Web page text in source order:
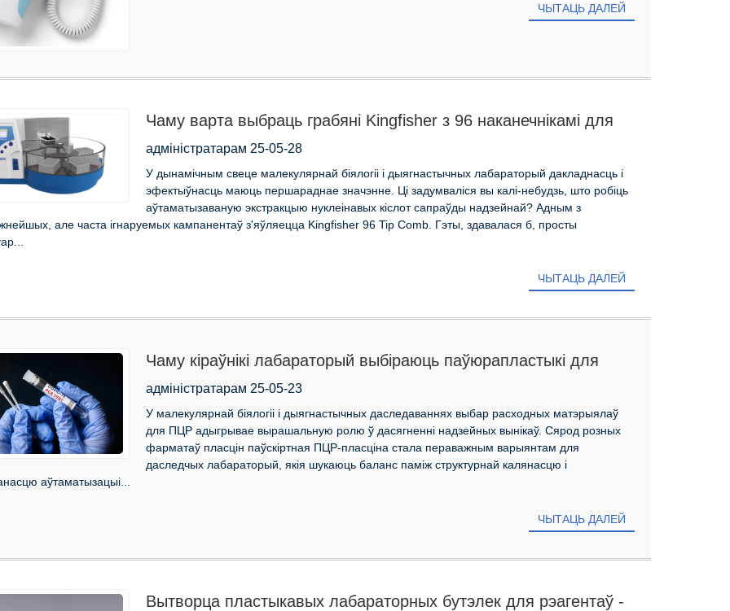
ЧЫТАЦЬ ДАЛЕЙ
Чаму варта выбраць грабяні Kingfisher з 96 наканечнікамі для
аўтаматычнай экстракцыі нуклеінавых кіслот?
адміністратарам 25-05-28
У дынамічным свеце малекулярнай біялогіі і дыягнастычных лабараторый дакладнасць і
эфектыўнасць маюць першараднае значэнне. Ці задумваліся вы калі-небудзь, што робіць
аўтаматызаваную экстракцыю нуклеінавых кіслот сапраўды надзейнай? Адным з
але часта ігнаруемых кампанентаў з'яўляецца Kingfisher 96 Tip Comb. Гэты, здавалася б, просты
ЧЫТАЦЬ ДАЛЕЙ
Чаму кіраўнікі лабараторый выбіраюць паўюрапластыкі для
ПЦР-планшэтаў для высокаэфектыўнага тэсціравання
адміністратарам 25-05-23
У малекулярнай біялогіі і дыягнастычных даследаваннях выбар расходных матэрыялаў
для ПЦР адыгрывае вырашальную ролю ў дасягненні надзейных вынікаў. Сярод розных
фарматаў пласцін паўскіртная ПЦР-пласціна стала пераважным варыянтам для
даследчых лабараторый, якія шукаюць баланс паміж структурнай калянасцю і
аўтаматызацыі...
ЧЫТАЦЬ ДАЛЕЙ
Вытворца пластыкавых лабараторных бутэлек для рэагентаў -